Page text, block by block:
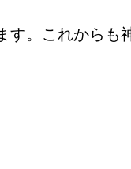
。これから